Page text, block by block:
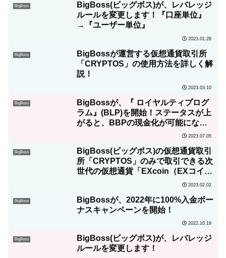
BigBoss
BigBoss(ビッグボス)が、レバレッジ
ルールを変更します！『口座単位』
→『ユーザー単位』
2023.01.28
BigBoss
BigBossが運営する仮想通貨取引所
「CRYPTOS」の使用方法を詳しく解
説！
2023.03.10
BigBoss
BigBossが、『 ロイヤルティプログ
ラム』(BLP)を開始！ステータスが上
がると、BBPの現金化が可能になり
2023.07.05
BigBoss
BigBoss(ビッグボス)の仮想通貨取引
所「CRYPTOS」のみで取引できる次
世代の仮想通貨「EXcoin（EXコイ
ン）」の特徴について詳しく解説！
2023.02.02
BigBoss
BigBossが、2022年に100%入金ボー
ナスキャンペーンを開始！
2022.10.19
BigBoss
BigBoss(ビッグボス)が、レバレッジ
ルールを変更します！